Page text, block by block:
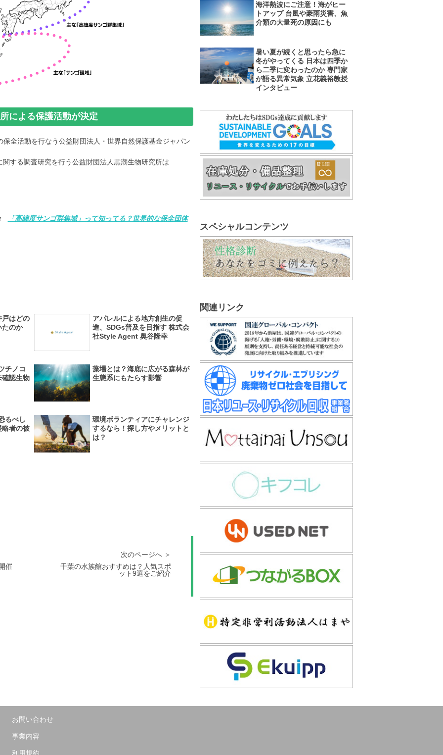
による保護活動が決定
全活動を行なう公益財団法人・世界自然保護基金ジャパン
する調査研究を行う公益財団法人黒潮生物研究所は
「高緯度サンゴ群集域」って知ってる？世界的な保全団体
戸はどの
たのか
アパレルによる地方創生の促
進、SDGs普及を目指す 株式会
社Style Agent 奥谷隆幸
チノコ
確認生物
藻場とは？海底に広がる森林が
生態系にもたらす影響
るべし
略者の被
環境ボランティアにチャレンジ
するなら！探し方やメリットと
は？
催
次のページへ ＞
千葉の水族館おすすめは？人気スポ
ット9選をご紹介
海洋熱波にご注意！海がヒー
トアップ 台風や豪雨災害、魚
介類の大量死の原因にも
暑い夏が続くと思ったら急に
冬がやってくる 日本は四季か
ら二季に変わったのか 専門家
が語る異常気象 立花義裕教授
インタビュー
スペシャルコンテンツ
関連リンク
お問い合わせ
事業内容
利用規約